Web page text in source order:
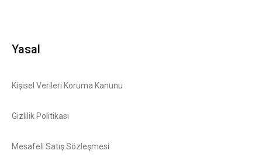
Yasal
Kişisel Verileri Koruma Kanunu
Gizlilik Politikası
Mesafeli Satış Sözleşmesi